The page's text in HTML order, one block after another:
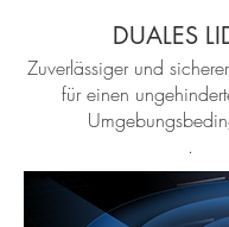
DUALES
Zuverlässiger und sicherer.
für einen
.